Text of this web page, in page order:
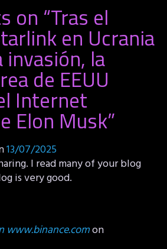
on “Tras el
en Ucrania
la
de EEUU
Internet
Elon Musk”
13/07/2025
I read many of your blog
is very good.
www.binance.comon